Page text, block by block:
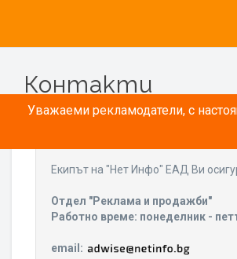
Уважаеми рекламодатели, с
Контакти
Eкипът на "Нет Инфо" ЕАД Ви
Отдел "Реклама и продажби"
Работно време: понеделник -
email: